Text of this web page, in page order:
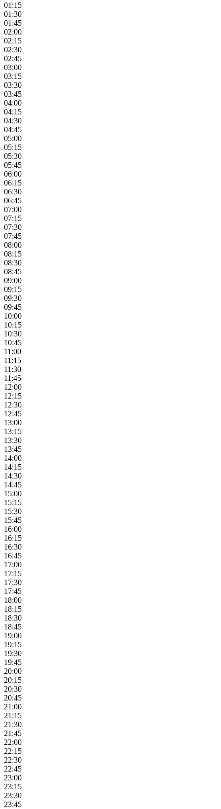
01:15
01:30
01:45
02:00
02:15
02:30
02:45
03:00
03:15
03:30
03:45
04:00
04:15
04:30
04:45
05:00
05:15
05:30
05:45
06:00
06:15
06:30
06:45
07:00
07:15
07:30
07:45
08:00
08:15
08:30
08:45
09:00
09:15
09:30
09:45
10:00
10:15
10:30
10:45
11:00
11:15
11:30
11:45
12:00
12:15
12:30
12:45
13:00
13:15
13:30
13:45
14:00
14:15
14:30
14:45
15:00
15:15
15:30
15:45
16:00
16:15
16:30
16:45
17:00
17:15
17:30
17:45
18:00
18:15
18:30
18:45
19:00
19:15
19:30
19:45
20:00
20:15
20:30
20:45
21:00
21:15
21:30
21:45
22:00
22:15
22:30
22:45
23:00
23:15
23:30
23:45